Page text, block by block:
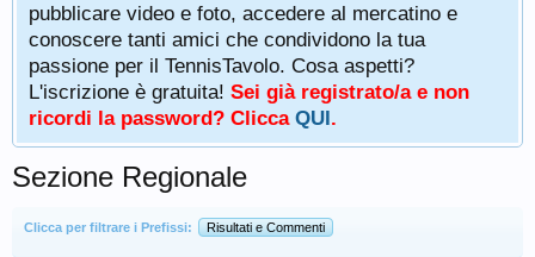
pubblicare video e foto, accedere al mercatino e
conoscere tanti amici che condividono la tua
passione per il TennisTavolo. Cosa aspetti?
L'iscrizione è gratuita! Sei già registrato/a e non
ricordi la password? Clicca QUI.
Sezione Regionale
Clicca per filtrare i Prefissi: Risultati e Commenti